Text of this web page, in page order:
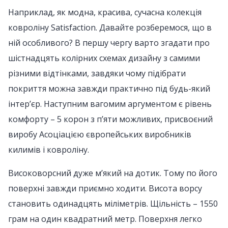
Наприклад, як модна, красива, сучасна колекція
ковроліну Satisfaction. Давайте розберемося, що в
ній особливого? В першу чергу варто згадати про
шістнадцять колірних схемах дизайну з самими
різними відтінками, завдяки чому підібрати
покриття можна завжди практично під будь-який
інтер’єр. Наступним вагомим аргументом є рівень
комфорту – 5 корон з п’яти можливих, присвоєний
виробу Асоціацією європейських виробників
килимів і ковроліну.
Високоворсний дуже м’який на дотик. Тому по його
поверхні завжди приємно ходити. Висота ворсу
становить одинадцять міліметрів. Щільність – 1550
грам на один квадратний метр. Поверхня легко